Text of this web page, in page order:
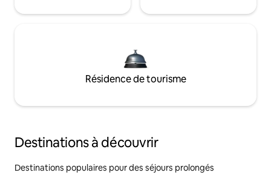
Résidence de tourisme
Destinations à découvrir
Destinations populaires pour des séjours prolongés